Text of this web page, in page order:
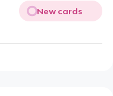
New cards